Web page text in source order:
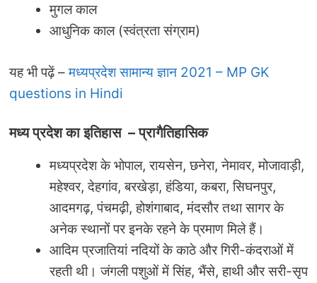
मुगल काल
आधुनिक काल (स्वंत्रता संग्राम)
यह भी पढ़ें –मध्यप्रदेश सामान्य ज्ञान 2021 – MP GK
questions in Hindi
मध्य प्रदेश का इतिहास –प्रागैतिहासिक
मध्यप्रदेश के भोपाल, रायसेन, छनेरा, नेमावर, मोजावाड़ी,
महेश्वर, देहगांव, बरखेड़ा, हंडिया, कबरा, सिघनपुर,
आदमगढ़, पंचमढ़ी, होशंगाबाद, मंदसौर तथा सागर के
अनेक स्थानों पर इनके रहने के प्रमाण मिले हैं।
आदिम प्रजातियां नदियों के काठे और गिरी-कंदराओं में
रहती थी। जंगली पशुओं में सिंह, भैंसे, हाथी और सरी-सृप